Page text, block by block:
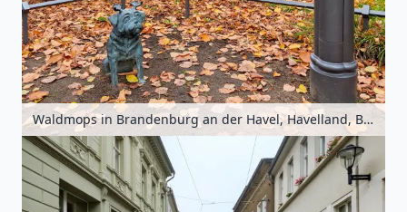
Waldmops in Brandenburg an der Havel, Havelland, Brandenburg, Deutschland